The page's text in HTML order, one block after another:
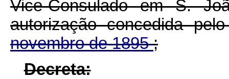
Vice-Consulado em S.
autorização concedida
novembro de 1895;
Decreta: